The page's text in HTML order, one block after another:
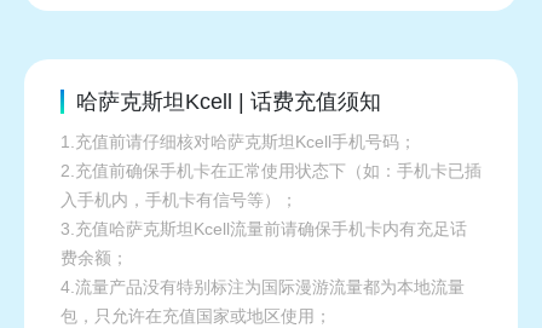
哈萨克斯坦Kcell | 话费充值须知
1.充值前请仔细核对哈萨克斯坦Kcell手机号码；
2.充值前确保手机卡在正常使用状态下（如：手机卡已插
入手机内，手机卡有信号等）；
3.充值哈萨克斯坦Kcell流量前请确保手机卡内有充足话
费余额；
4.流量产品没有特别标注为国际漫游流量都为本地流量
包，只允许在充值国家或地区使用；